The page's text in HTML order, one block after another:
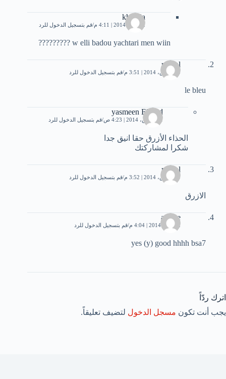
khadija
2 أبريل، 2014 | 4:11 م قم بتسجيل الدخول للرد
w elli badou yachtari men wiin ?????????
manal
19 مارس، 2014 | 3:51 م قم بتسجيل الدخول للرد
le bleu
yasmeen Elsayd
21 مارس، 2014 | 4:23 ص قم بتسجيل الدخول للرد
الحذاء الأزرق حقا انيق جدا
شكرا لمشاركتك
manal
19 مارس، 2014 | 3:52 م قم بتسجيل الدخول للرد
الازرق
asmae
2 أبريل، 2014 | 4:04 م قم بتسجيل الدخول للرد
yes (y) good hhhh bsa7
اترك ردّاً
يجب أنت تكون مسجل الدخول لتضيف تعليقاً.